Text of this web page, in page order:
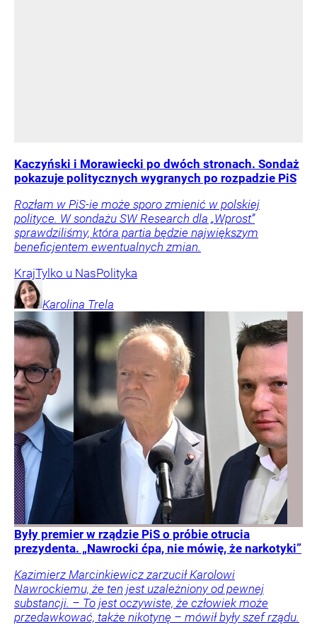
Kaczyński i Morawiecki po dwóch stronach. Sondaż
pokazuje politycznych wygranych po rozpadzie PiS
Rozłam w PiS-ie może sporo zmienić w polskiej
polityce. W sondażu SW Research dla „Wprost”
sprawdziliśmy, która partia będzie największym
beneficjentem ewentualnych zmian.
KrajTylko u NasPolityka
Karolina Trela
Były premier w rządzie PiS o próbie otrucia
prezydenta. „Nawrocki ćpa, nie mówię, że narkotyki”
Kazimierz Marcinkiewicz zarzucił Karolowi
Nawrockiemu, że ten jest uzależniony od pewnej
substancji. – To jest oczywiste, że człowiek może
przedawkować, także nikotynę – mówił były szef rządu.